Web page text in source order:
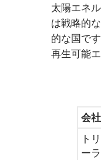
太陽エネ
は戦略的
的な国で
再生可能
会
ト
ー